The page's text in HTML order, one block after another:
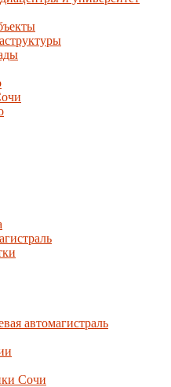
автомагистраль
Сочи